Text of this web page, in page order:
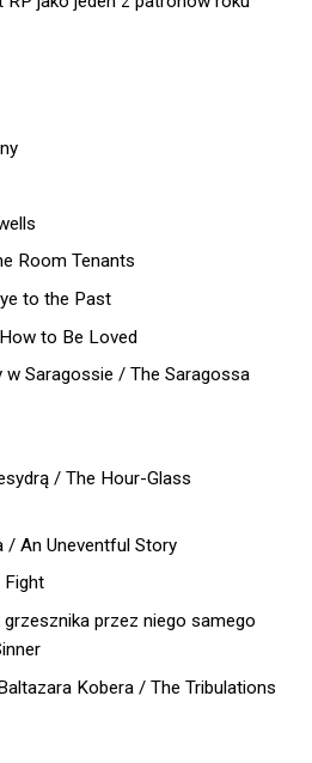
Room Tenants
to the Past
to Be Loved
Saragossie / The Saragossa
/ The Hour-Glass
/ An Uneventful Story
Fight
przez niego samego
Kobera / The Tribulations